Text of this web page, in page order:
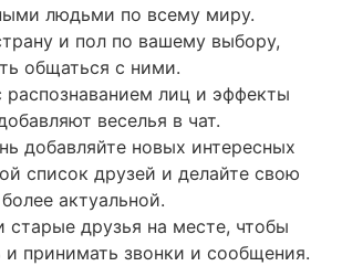
людьми по всему миру.
и пол по вашему выбору,
общаться с ними.
распознаванием лиц и эффекты
веселья в чат.
добавляйте новых интересных
список друзей и делайте свою
актуальной.
старые друзья на месте, чтобы
и принимать звонки и сообщения.